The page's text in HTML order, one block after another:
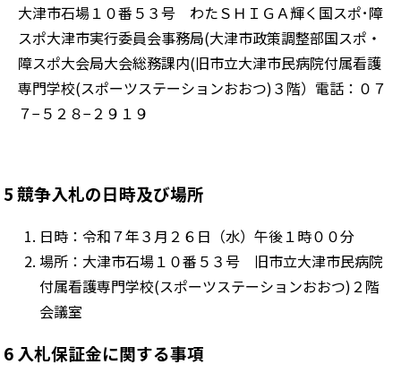
大津市石場１０番５３号 わたＳＨＩＧＡ輝く国スポ･障
スポ大津市実行委員会事務局(大津市政策調整部国スポ・
障スポ大会局大会総務課内(旧市立大津市民病院付属看護
専門学校(スポーツステーションおおつ)３階）電話：０７
７−５２８−２９１９
5 競争入札の日時及び場所
日時：令和７年３月２６日（水）午後１時００分
場所：大津市石場１０番５３号 旧市立大津市民病院
付属看護専門学校(スポーツステーションおおつ)２階
会議室
6 入札保証金に関する事項